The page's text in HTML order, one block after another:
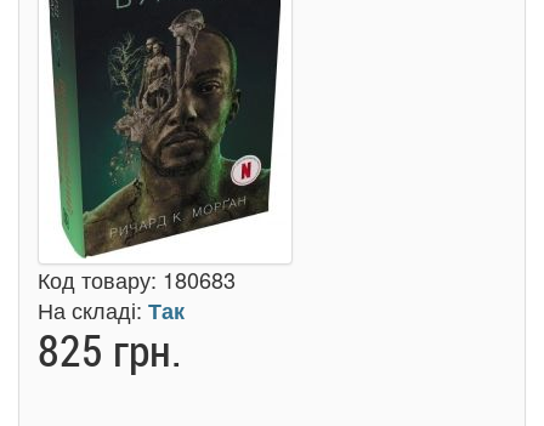
Код товару: 180683
На складі: Так
825 грн.